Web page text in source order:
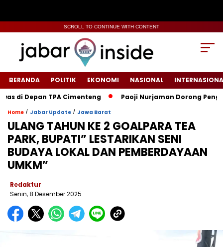
SCROLL TO CONTINUE WITH CONTENT
BERANDA POLITIK EKONOMI NASIONAL
Depan TPA Cimenteng
Paoji Nurjaman Dorong
Home / Jabar Update / Jawa Barat
ULANG TAHUN KE 2 GOALPARA TEA
PARK, BUPATI” LESTARIKAN SENI
BUDAYA LOKAL DAN PEMBERDAYAAN
UMKM”
Redaktur
Senin, 8 Desember 2025